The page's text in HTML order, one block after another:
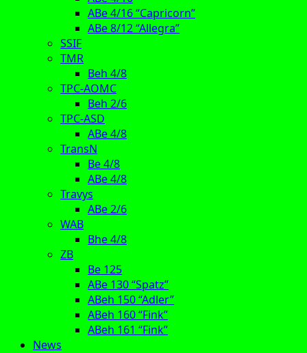
ABe 4/16 “Capricorn”
ABe 8/12 “Allegra”
SSIF
TMR
Beh 4/8
TPC-AOMC
Beh 2/6
TPC-ASD
ABe 4/8
TransN
Be 4/8
ABe 4/8
Travys
ABe 2/6
WAB
Bhe 4/8
ZB
Be 125
ABe 130 “Spatz”
ABeh 150 “Adler”
ABeh 160 “Fink”
ABeh 161 “Fink”
News